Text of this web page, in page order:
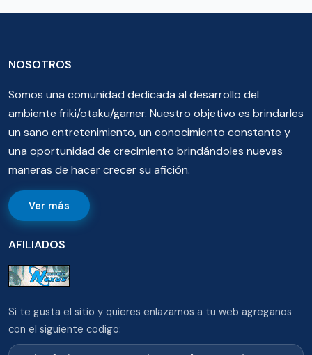
NOSOTROS
Somos una comunidad dedicada al desarrollo del
ambiente friki/otaku/gamer. Nuestro objetivo es brindarles
un sano entretenimiento, un conocimiento constante y
una oportunidad de crecimiento brindándoles nuevas
maneras de hacer crecer su afición.
Ver más
AFILIADOS
Si te gusta el sitio y quieres enlazarnos a tu web agreganos
con el siguiente codigo: